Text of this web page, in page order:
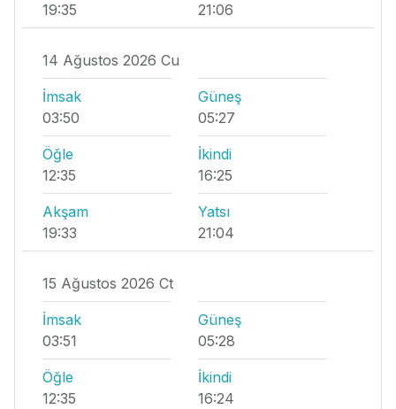
19:35
21:06
14 Ağustos 2026 Cu
İmsak
03:50
Güneş
05:27
Öğle
12:35
İkindi
16:25
Akşam
19:33
Yatsı
21:04
15 Ağustos 2026 Ct
İmsak
03:51
Güneş
05:28
Öğle
12:35
İkindi
16:24